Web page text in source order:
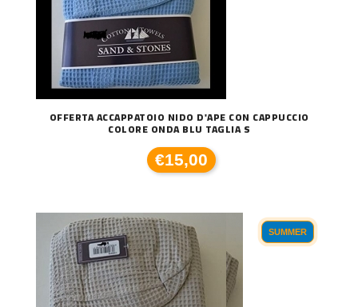
OFFERTA ACCAPPATOIO NIDO D'APE CON CAPPUCCIO
COLORE ONDA BLU TAGLIA S
€15,00
SUMMER